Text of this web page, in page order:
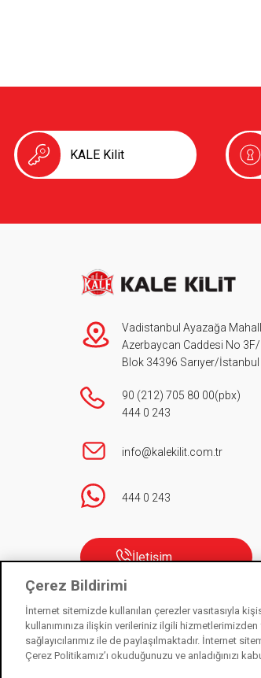
KALE Kilit
Vadistanbul Ayazağa
Azerbaycan Caddesi No
Blok 34396 Sarıyer/İstanbul
90 (212) 705 80 00(pbx)
444 0 243
info@kalekilit.com.tr
444 0 243
İletişim
Kale Kilit bir Kale Endüstri Holding
Çerez Bildirimi
İnternet sitemizde kullanılan çerezler vasıtasıyla
kullanımınıza ilişkin verileriniz ilgili
sağlayıcılarımız ile de paylaşılmaktadır. İnternet
Çerez Politikamız’ı okuduğunuzu ve anladığınızı